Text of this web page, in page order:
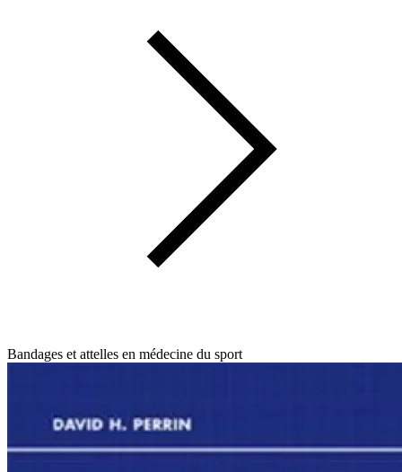
Bandages et attelles en médecine du sport